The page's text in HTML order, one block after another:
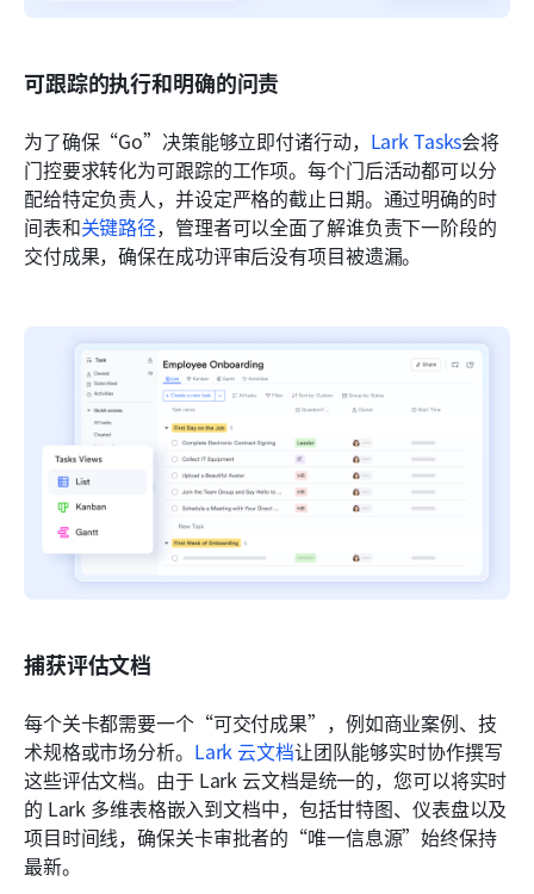
可跟踪的执行和明确的问责
为了确保“Go”决策能够立即付诸行动， Lark Tasks会将
门控要求转化为可跟踪的工作项。每个门后活动都可以分
配给特定负责人，并设定严格的截止日期。通过明确的时
间表和关键路径，管理者可以全面了解谁负责下一阶段的
交付成果，确保在成功评审后没有项目被遗漏。
捕获评估文档
每个关卡都需要一个“可交付成果”，例如商业案例、技
术规格或市场分析。 Lark 云文档让团队能够实时协作撰写
这些评估文档。由于 Lark 云文档是统一的，您可以将实时
的 Lark 多维表格嵌入到文档中，包括甘特图、仪表盘以及
项目时间线，确保关卡审批者的“唯一信息源”始终保持
最新。